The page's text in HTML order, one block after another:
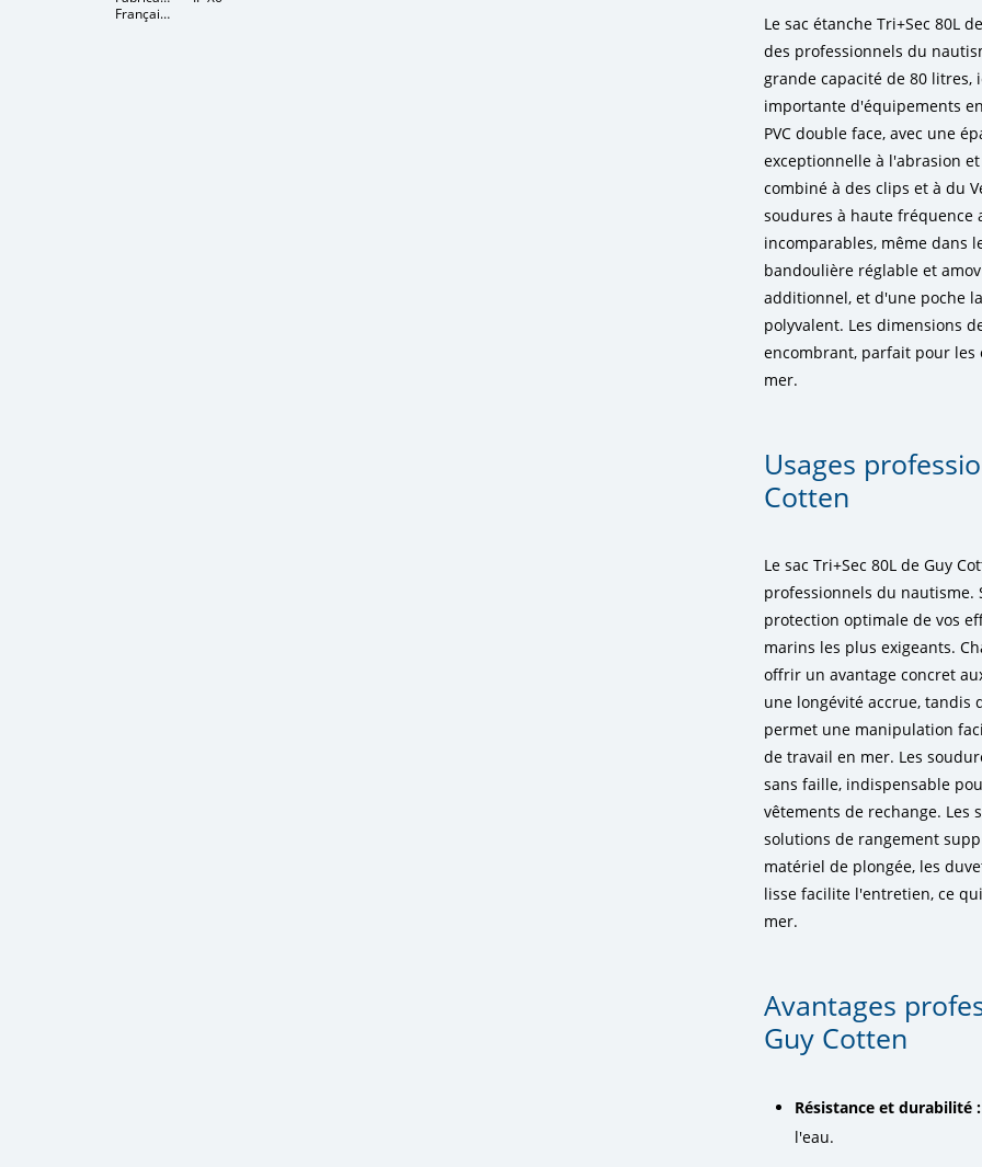
Française
Le sac étanche Tri+Sec 80L
des professionnels du
grande capacité de 80
importante d'équipements
PVC double face, avec une
exceptionnelle à l'abrasion
combiné à des clips et à du
soudures à haute
incomparables, même dans
bandoulière réglable et
additionnel, et d'une poche
polyvalent. Les dimensions
encombrant, parfait pour les
mer.
Usages
Cotten
Le sac Tri+Sec 80L de Guy
professionnels du nautisme.
protection optimale de vos
marins les plus exigeants.
offrir un avantage concret
une longévité accrue, tandis
permet une manipulation
de travail en mer. Les
sans faille, indispensable
vêtements de rechange. Les
solutions de rangement
matériel de plongée, les
lisse facilite l'entretien, ce
mer.
Avantages
Guy Cotten
Résistance et durabilité :
l'eau.